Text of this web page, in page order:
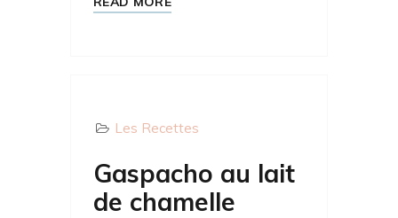
Les Recettes
Gaspacho au lait
de chamelle